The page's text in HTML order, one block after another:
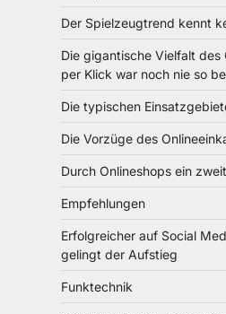
Der Spielzeugtrend kennt
Die gigantische Vielfalt des
per Klick war noch nie so
Die typischen
Die Vorzüge des
Durch Onlineshops ein
Empfehlungen
Erfolgreicher auf Social
gelingt der Aufstieg
Funktechnik